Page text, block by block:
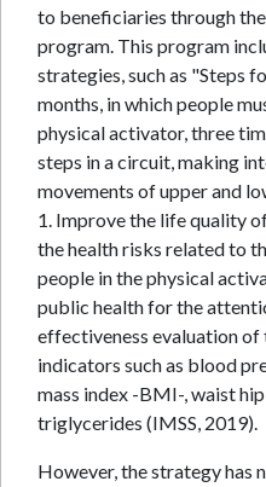
to beneficiaries through
program. This program
strategies, such as "Steps
months, in which people
physical activator, three
steps in a circuit, making
movements of upper and
1. Improve the life quality
the health risks related to
people in the physical
public health for the
effectiveness evaluation
indicators such as blood
mass index -BMI-, waist
triglycerides (IMSS, 2019).
However, the strategy has